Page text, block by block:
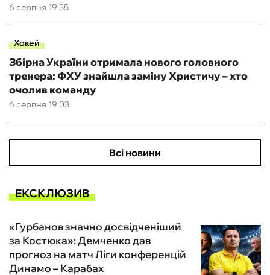
6 серпня 19:35
Хокей
6 серпня 19:03
Збірна України отримала нового головного
тренера: ФХУ знайшла заміну Христичу – хто
очолив команду
Всі новини
ЕКСКЛЮЗИВ
«Гурбанов значно досвідченіший
за Костюка»: Демченко дав
прогноз на матч Ліги конференцій
Динамо – Карабах